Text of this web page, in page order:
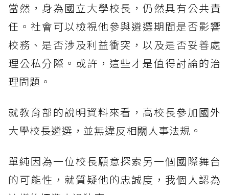
當然，身為國立大學校長，仍然具有公共責
任。社會可以檢視他參與遴選期間是否影響
校務、是否涉及利益衝突，以及是否妥善處
理公私分際。或許，這些才是值得討論的治
理問題。
就教育部的說明資料來看，高校長參加國外
大學校長遴選，並無違反相關人事法規。
單純因為一位校長願意探索另一個國際舞台
的可能性，就質疑他的忠誠度，我個人認為